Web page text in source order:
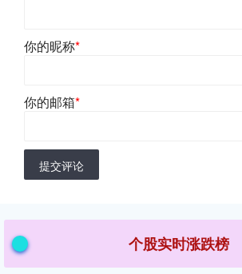
你的昵称*
你的邮箱*
提交评论
个股实时涨跌榜